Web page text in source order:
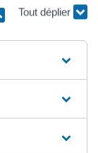
Tout déplier